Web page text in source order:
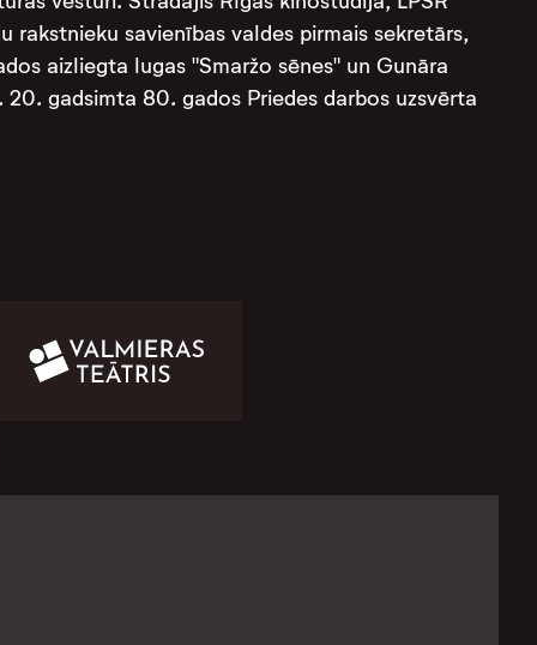
savienības valdes pirmais sekretārs,
aizliegta lugas "Smaržo sēnes" un Gunāra
gadsimta 80. gados Priedes darbos uzsvērta